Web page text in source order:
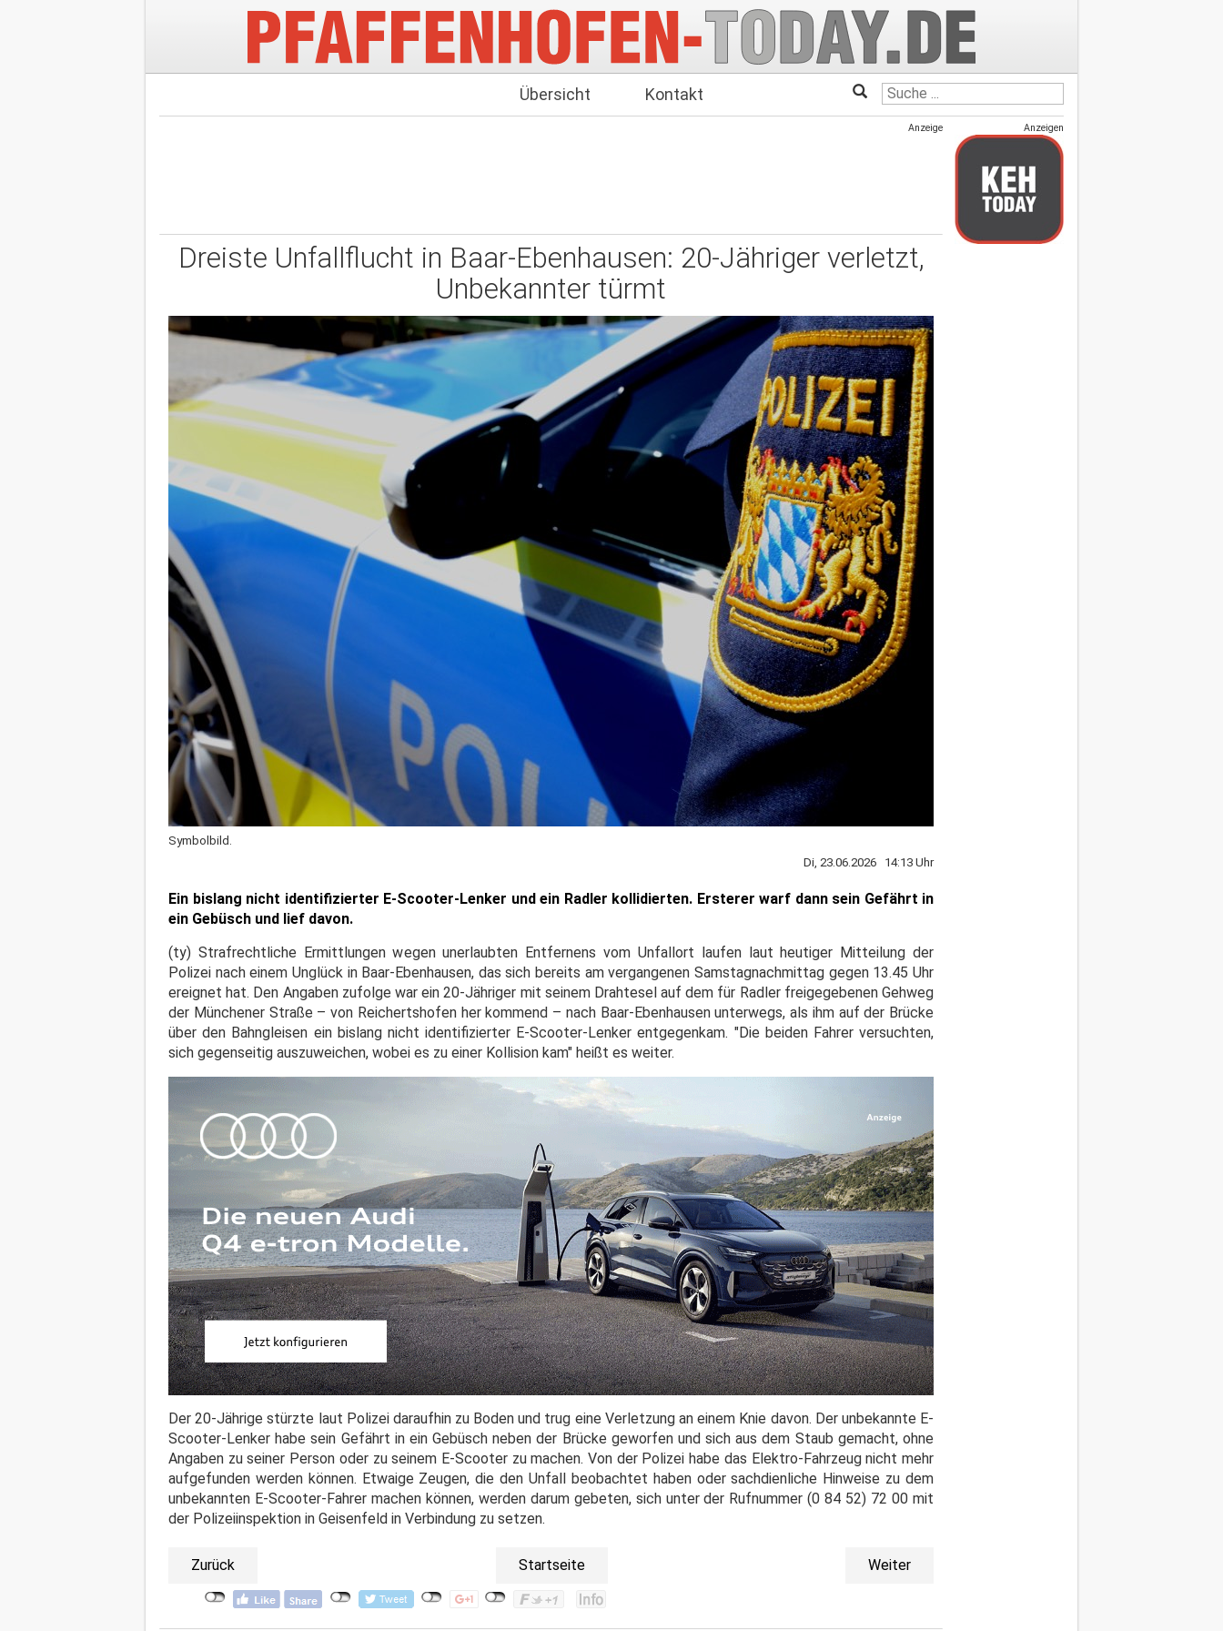
Übersicht Kontakt
Anzeige
Dreiste Unfallflucht in Baar-Ebenhausen: 20-Jähriger verletzt,
Unbekannter türmt
Symbolbild.
Di, 23.06.2026 14:13 Uhr
Ein bislang nicht identifizierter E-Scooter-Lenker und ein Radler kollidierten. Ersterer warf dann sein Gefährt in
ein Gebüsch und lief davon.
(ty) Strafrechtliche Ermittlungen wegen unerlaubten Entfernens vom Unfallort laufen laut heutiger Mitteilung der
Polizei nach einem Unglück in Baar-Ebenhausen, das sich bereits am vergangenen Samstagnachmittag gegen 13.45 Uhr
ereignet hat. Den Angaben zufolge war ein 20-Jähriger mit seinem Drahtesel auf dem für Radler freigegebenen Gehweg
der Münchener Straße – von Reichertshofen her kommend – nach Baar-Ebenhausen unterwegs, als ihm auf der Brücke
über den Bahngleisen ein bislang nicht identifizierter E-Scooter-Lenker entgegenkam. "Die beiden Fahrer versuchten,
sich gegenseitig auszuweichen, wobei es zu einer Kollision kam" heißt es weiter.
Der 20-Jährige stürzte laut Polizei daraufhin zu Boden und trug eine Verletzung an einem Knie davon. Der unbekannte E-
Scooter-Lenker habe sein Gefährt in ein Gebüsch neben der Brücke geworfen und sich aus dem Staub gemacht, ohne
Angaben zu seiner Person oder zu seinem E-Scooter zu machen. Von der Polizei habe das Elektro-Fahrzeug nicht mehr
aufgefunden werden können. Etwaige Zeugen, die den Unfall beobachtet haben oder sachdienliche Hinweise zu dem
unbekannten E-Scooter-Fahrer machen können, werden darum gebeten, sich unter der Rufnummer (0 84 52) 72 00 mit
der Polizeiinspektion in Geisenfeld in Verbindung zu setzen.
Zurück Startseite Weiter
Anzeigen